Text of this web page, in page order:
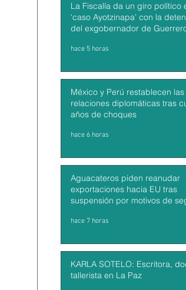
La Fiscalía da un giro político
‘caso Ayotzinapa’ con la
del exgobernador de
hace 5 horas
México y Perú restablecen las
relaciones diplomáticas tras
años de choques
hace 6 horas
Aguacateros piden reanudar
exportaciones hacia EU tras
suspensión por motivos de
hace 7 horas
KARLA SOTELO: Escritora,
tallerista en La Paz